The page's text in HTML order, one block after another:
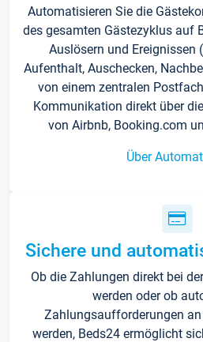
Automatisieren Sie die
des gesamten Gästezyklus auf
Auslösern und Ereignissen
Aufenthalt, Auschecken,
von einem zentralen
Kommunikation direkt über
von Airbnb, Booking.com
Über
Sichere und
Ob die Zahlungen direkt bei
werden oder ob
Zahlungsaufforderungen
werden, Beds24 ermöglicht